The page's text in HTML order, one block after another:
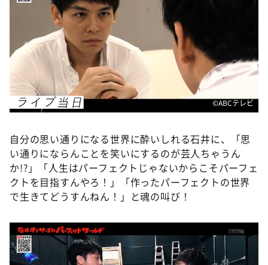
©ABCテレビ
自分の思い通りになる世界に酔いしれる石井に、「思
い通りにならんことを笑いにするのが芸人ちゃうん
か!?」「人生はパーフェクトじゃないからこそパーフェ
クトを目指すんやろ！」「作ったパーフェクトの世界
で生きてどうすんねん！」と魂の叫び！